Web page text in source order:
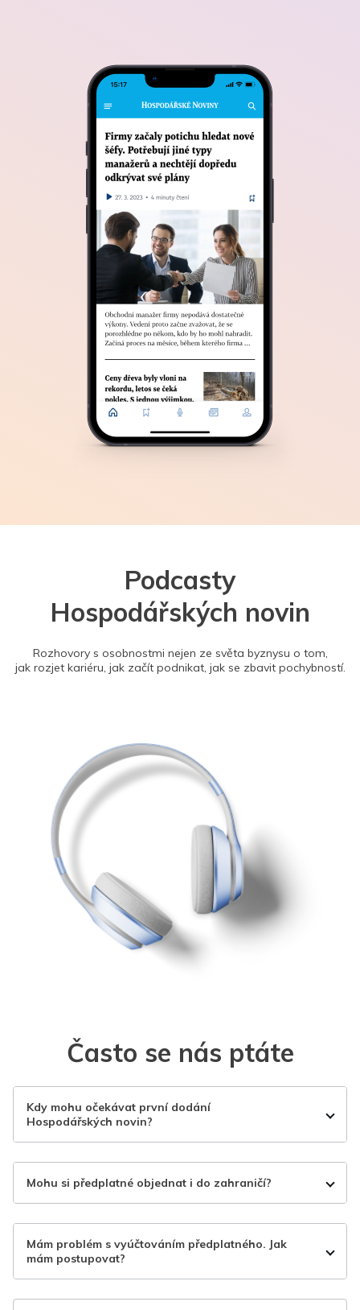
Podcasty
Hospodářských novin
Rozhovory s osobnostmi nejen ze světa byznysu o tom,
jak rozjet kariéru, jak začít podnikat, jak se zbavit pochybností.
Často se nás ptáte
Kdy mohu očekávat první dodání
Hospodářských novin?
Mohu si předplatné objednat i do zahraničí?
Mám problém s vyúčtováním předplatného. Jak
mám postupovat?